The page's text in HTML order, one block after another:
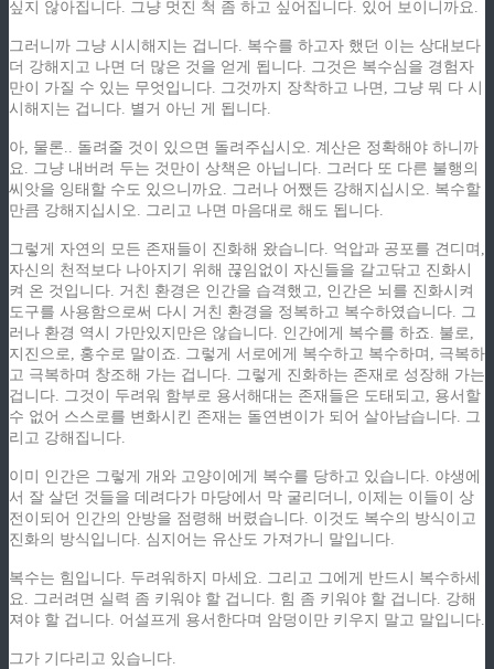
싶지 않아집니다. 그냥 멋진 척 좀 하고 싶어집니다. 있어 보이니까요.
그러니까 그냥 시시해지는 겁니다. 복수를 하고자 했던 이는 상대보다
더 강해지고 나면 더 많은 것을 얻게 됩니다. 그것은 복수심을 경험자
만이 가질 수 있는 무엇입니다. 그것까지 장착하고 나면, 그냥 뭐 다 시
시해지는 겁니다. 별거 아닌 게 됩니다.
아, 물론.. 돌려줄 것이 있으면 돌려주십시오. 계산은 정확해야 하니까
요. 그냥 내버려 두는 것만이 상책은 아닙니다. 그러다 또 다른 불행의
씨앗을 잉태할 수도 있으니까요. 그러나 어쨌든 강해지십시오. 복수할
만큼 강해지십시오. 그리고 나면 마음대로 해도 됩니다.
그렇게 자연의 모든 존재들이 진화해 왔습니다. 억압과 공포를 견디며,
자신의 천적보다 나아지기 위해 끊임없이 자신들을 갈고닦고 진화시
켜 온 것입니다. 거친 환경은 인간을 습격했고, 인간은 뇌를 진화시켜
도구를 사용함으로써 다시 거친 환경을 정복하고 복수하였습니다. 그
러나 환경 역시 가만있지만은 않습니다. 인간에게 복수를 하죠. 불로,
지진으로, 홍수로 말이죠. 그렇게 서로에게 복수하고 복수하며, 극복하
고 극복하며 창조해 가는 겁니다. 그렇게 진화하는 존재로 성장해 가는
겁니다. 그것이 두려워 함부로 용서해대는 존재들은 도태되고, 용서할
수 없어 스스로를 변화시킨 존재는 돌연변이가 되어 살아남습니다. 그
리고 강해집니다.
이미 인간은 그렇게 개와 고양이에게 복수를 당하고 있습니다. 야생에
서 잘 살던 것들을 데려다가 마당에서 막 굴리더니, 이제는 이들이 상
전이되어 인간의 안방을 점령해 버렸습니다. 이것도 복수의 방식이고
진화의 방식입니다. 심지어는 유산도 가져가니 말입니다.
복수는 힘입니다. 두려워하지 마세요. 그리고 그에게 반드시 복수하세
요. 그러려면 실력 좀 키워야 할 겁니다. 힘 좀 키워야 할 겁니다. 강해
져야 할 겁니다. 어설프게 용서한다며 암덩이만 키우지 말고 말입니다.
그가 기다리고 있습니다.